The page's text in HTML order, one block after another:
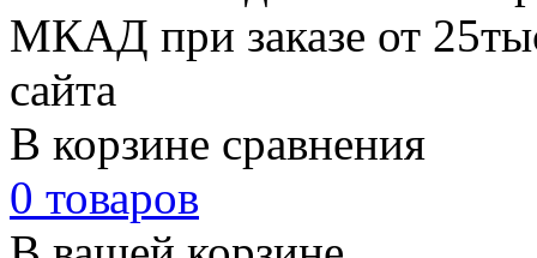
МКАД при заказе от
сайта
В корзине сравнения
0 товаров